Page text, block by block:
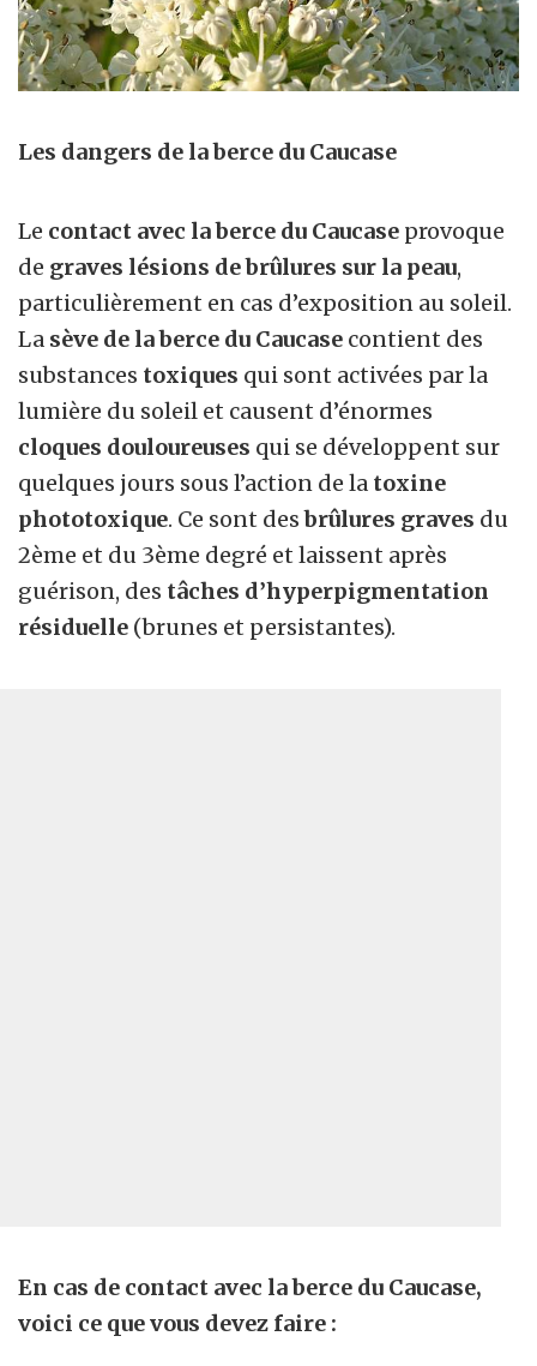
Les dangers de la berce du Caucase
Le contact avec la berce du Caucase provoque
de graves lésions de brûlures sur la peau,
particulièrement en cas d’exposition au soleil.
La sève de la berce du Caucase contient des
substances toxiques qui sont activées par la
lumière du soleil et causent d’énormes
cloques douloureuses qui se développent sur
quelques jours sous l’action de la toxine
phototoxique. Ce sont desbrûlures graves du
2ème et du 3ème degré et laissent après
guérison, des tâches d’hyperpigmentation
résiduelle (brunes et persistantes).
En cas de contact avec la berce du Caucase,
voici ce que vous devez faire :